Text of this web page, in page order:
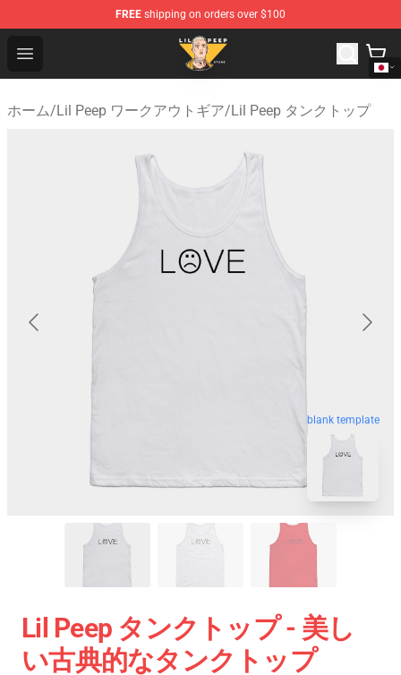
FREE shipping on orders over $100
Open menu
Lil Peep Store - Official Lil Peep Merchandise Shop
ホーム/Lil Peep ワークアウトギア/Lil Peep タンクトップ
blank template
Lil Peep タンクトップ - 美し
い古典的なタンクトップ